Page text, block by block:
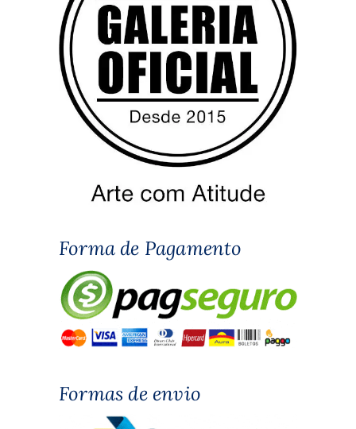
Forma de Pagamento
Formas de envio